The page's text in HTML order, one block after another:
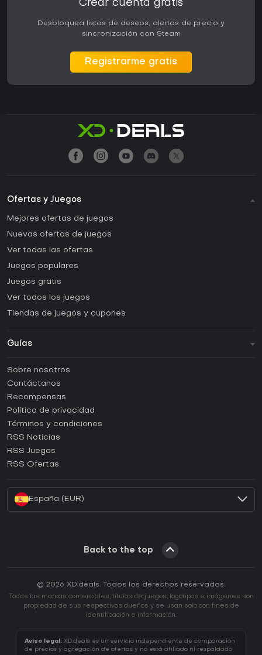
Crear cuenta gratis
Desbloquea listas de deseos, alertas de precio y
sincronización con Steam
Registrarme gratis
Ofertas y Juegos
Mejores ofertas de juegos
Nuevas ofertas de juegos
Ver todas las ofertas
Juegos populares
Juegos gratis
Ver todos los juegos
Tiendas de juegos y cupones
Guías
Guías y tutoriales
¿Cómo activar una CD Key de Steam?
¿Cómo activar una CD Key de Epic Games?
¿Cómo activar una CD Key de GOG?
¿Cómo activar una CD Key de Ubisoft Connect?
Sobre nosotros
Contáctanos
Recompensas
Política de privacidad
Términos y condiciones
RSS Noticias
RSS Juegos
RSS Ofertas
España (EUR)
Back to the top
© 2026 XD.deals. Todos los derechos reservados.
Todas las marcas comerciales, títulos de juegos, logotipos e imágenes son
propiedad de sus respectivos dueños y se usan solo con fines de
identificación e información.
Aviso legal: XD.deals es un servicio independiente de comparación
de precios y agregación de ofertas y no está afiliado ni respaldado